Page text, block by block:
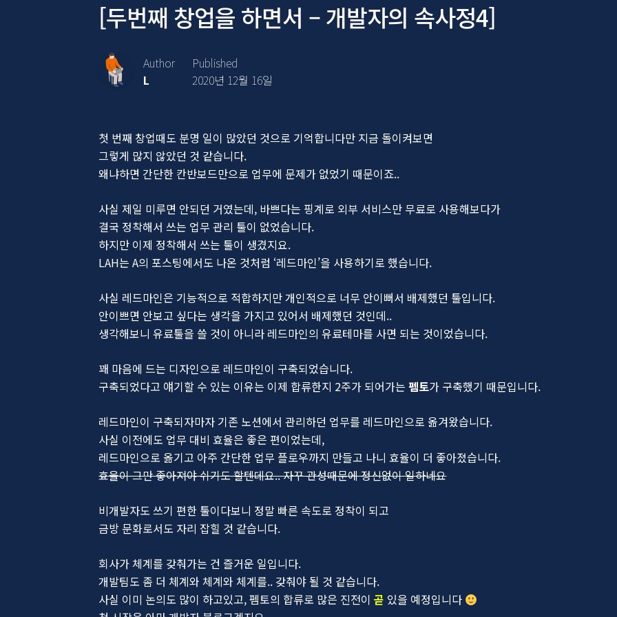
[두번째 창업을 하면서 – 개발자의 속사정4]
Author
L
Published
2020년 12월 16일
첫 번째 창업때도 분명 일이 많았던 것으로 기억합니다만 지금 돌이켜보면
그렇게 많지 않았던 것 같습니다.
왜냐하면 간단한 칸반보드만으로 업무에 문제가 없었기 때문이죠..
사실 제일 미루면 안되던 거였는데, 바쁘다는 핑계로 외부 서비스만 무료로 사용해보다가
결국 정착해서 쓰는 업무 관리 툴이 없었습니다.
하지만 이제 정착해서 쓰는 툴이 생겼지요.
LAH는 A의 포스팅에서도 나온 것처럼 ‘레드마인’을 사용하기로 했습니다.
사실 레드마인은 기능적으로 적합하지만 개인적으로 너무 안이뻐서 배제했던 툴입니다.
안이쁘면 안보고 싶다는 생각을 가지고 있어서 배제했던 것인데..
생각해보니 유료툴을 쓸 것이 아니라 레드마인의 유료테마를 사면 되는 것이었습니다.
꽤 마음에 드는 디자인으로 레드마인이 구축되었습니다.
구축되었다고 얘기할 수 있는 이유는 이제 합류한지 2주가 되어가는 펨토가 구축했기 때문입니다.
레드마인이 구축되자마자 기존 노션에서 관리하던 업무를 레드마인으로 옮겨왔습니다.
사실 이전에도 업무 대비 효율은 좋은 편이었는데,
레드마인으로 옮기고 아주 간단한 업무 플로우까지 만들고 나니 효율이 더 좋아졌습니다.
효율이 그만 좋아져야 쉬기도 할텐데요.. 자꾸 관성때문에 정신없이 일하네요
비개발자도 쓰기 편한 툴이다보니 정말 빠른 속도로 정착이 되고
금방 문화로서도 자리 잡힐 것 같습니다.
회사가 체계를 갖춰가는 건 즐거운 일입니다.
개발팀도 좀 더 체계와 체계와 체계를.. 갖춰야 될 것 같습니다.
사실 이미 논의도 많이 하고있고, 펨토의 합류로 많은 진전이곧 있을 예정입니다